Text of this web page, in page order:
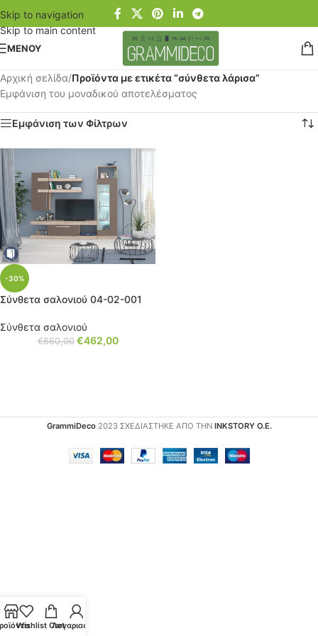
Skip to navigation
Skip to main content
ΜΕΝΟΥ
Αρχική σελίδα/Προϊόντα με ετικέτα “σύνθετα λάρισα”
Εμφάνιση του μοναδικού αποτελέσματος
Εμφάνιση των Φίλτρων
-30%
Σύνθετα σαλoνιού 04-02-001
Σύνθετα σαλονιού
€660,00 €462,00
GrammiDeco 2023 ΣΧΕΔΙΑΣΤΗΚΕ ΑΠΟ ΤΗΝ INKSTORY Ο.Ε.
Wishlist Cart
Λογαριασμός